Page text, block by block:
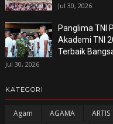
Jul 30, 2026
Panglima TNI
Akademi TNI
Terbaik
Jul 30, 2026
KATEGORI
Agam AGAMA ARTIS